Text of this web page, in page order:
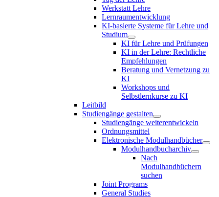
Werkstatt Lehre
Lernraumentwicklung
KI-basierte Systeme für Lehre und
Studium
KI für Lehre und Prüfungen
KI in der Lehre: Rechtliche
Empfehlungen
Beratung und Vernetzung zu
KI
Workshops und
Selbstlernkurse zu KI
Leitbild
Studiengänge gestalten
Studiengänge weiterentwickeln
Ordnungsmittel
Elektronische Modulhandbücher
Modulhandbucharchiv
Nach
Modulhandbüchern
suchen
Joint Programs
General Studies